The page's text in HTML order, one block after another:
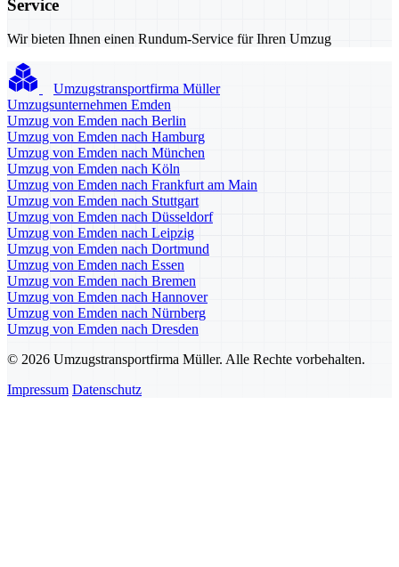
Service
Wir bieten Ihnen einen Rundum-Service für Ihren Umzug
Umzugstransportfirma Müller
Umzugsunternehmen Emden
Umzug von Emden nach Berlin
Umzug von Emden nach Hamburg
Umzug von Emden nach München
Umzug von Emden nach Köln
Umzug von Emden nach Frankfurt am Main
Umzug von Emden nach Stuttgart
Umzug von Emden nach Düsseldorf
Umzug von Emden nach Leipzig
Umzug von Emden nach Dortmund
Umzug von Emden nach Essen
Umzug von Emden nach Bremen
Umzug von Emden nach Hannover
Umzug von Emden nach Nürnberg
Umzug von Emden nach Dresden
© 2026 Umzugstransportfirma Müller. Alle Rechte vorbehalten.
Impressum Datenschutz